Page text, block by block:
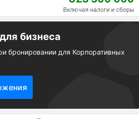
Включая налоги и сборы
бизнеса
бронировании для Корпоративных